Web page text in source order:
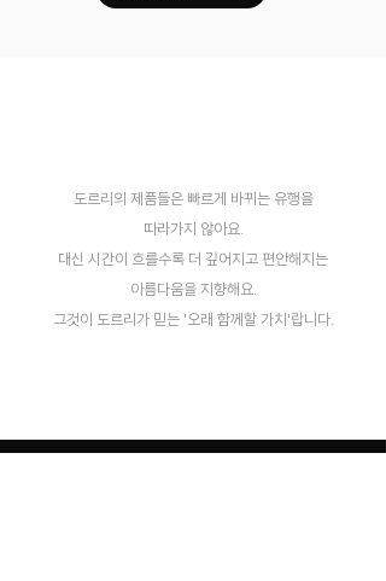
도르리의 제품들은 빠르게 바뀌는 유행을
따라가지 않아요.
대신 시간이 흐를수록 더 깊어지고 편안해지는
아름다움을 지향해요.
​그것이 도르리가 믿는 '오래 함께할 가치'랍니다.